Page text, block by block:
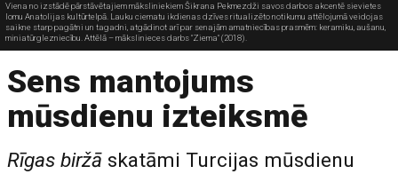
Viena no izstādē pārstāvētajiem māksliniekiem Šikrana Pekmezdži savos darbos akcentē sievietes
lomu Anatolijas kultūrtelpā. Lauku ciematu ikdienas dzīves ritualizēto notikumu attēlojumā veidojas
saikne starp pagātni un tagadni, atgādinot arī par senajām amatniecības prasmēm: keramiku, aušanu,
miniatūrglezniecību. Attēlā – mākslinieces darbs "Ziema" (2018).
Sens mantojums
mūsdienu izteiksmē
Rīgas biržā skatāmi Turcijas mūsdienu